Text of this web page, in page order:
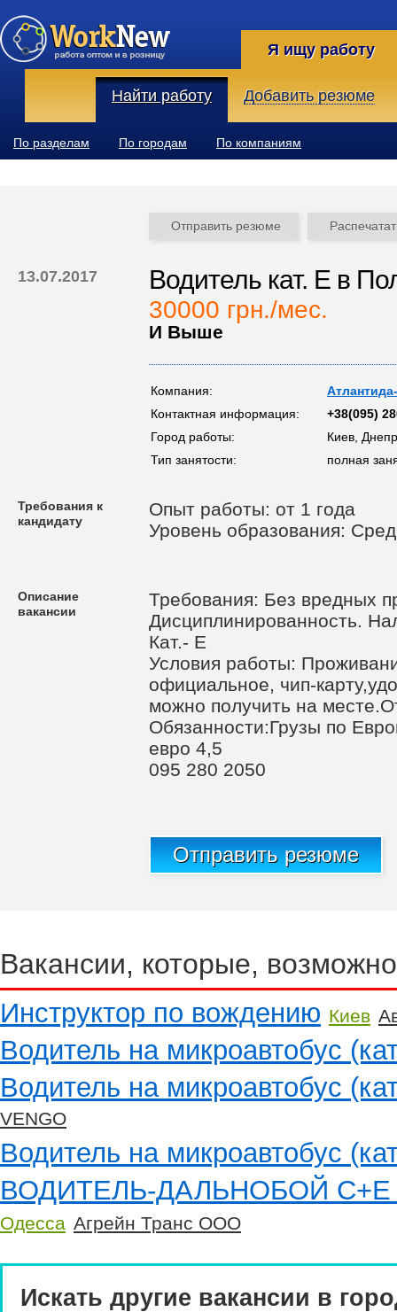
Я ищу работу
Найти работу Добавить резюме
По разделам По городам По компаниям
Отправить резюме
13.07.2017 Водитель кат. Е в
30000 грн./мес.
И Выше
Компания:
Контактная информация:
+38(095)
Город работы:
Киев,
Тип занятости:
полная
Требования к
кандидату
Опыт работы: от 1 года
Уровень образования:
Описание
вакансии
Требования: Без вредных
Дисциплинированность.
Кат.- Е
Условия работы:
официальное, чип-
можно получить на
Обязанности:Грузы по
евро 4,5
095 280 2050
Отправить резюме
Вакансии, которые,
Инструктор по вождению Киев
Водитель на микроавтобус
Водитель на микроавтобус
VENGO
Водитель на микроавтобус
ВОДИТЕЛЬ-ДАЛЬНОБОЙ С+Е
Одесса Агрейн Транс ООО
Искать другие вакансии в